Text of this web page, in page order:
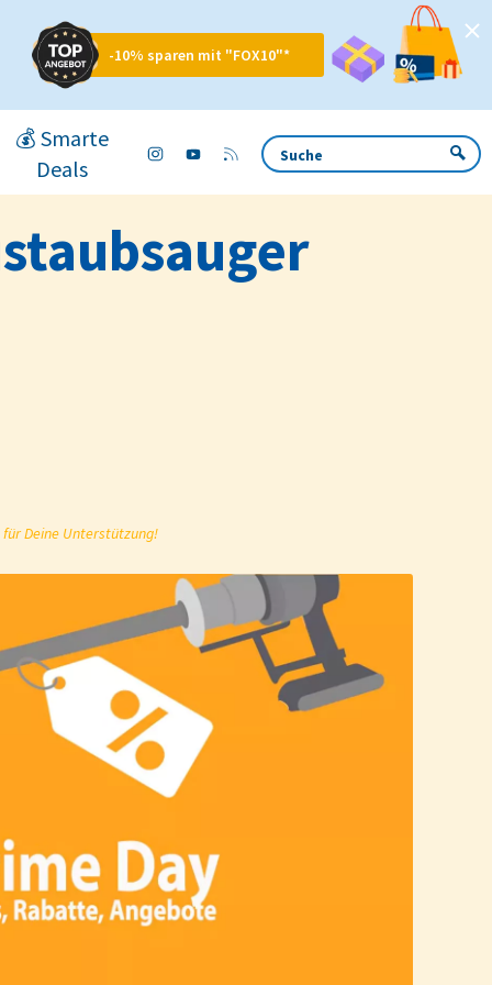
-10% sparen mit "FOX10"*
💰 Smarte
Deals
Deine Unterstützung!